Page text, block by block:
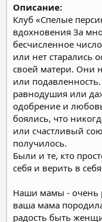
Описание:
Клуб «Спелые
вдохновения За
бесчисленное
или нет старались
своей матери. Они
или
равнодушия или
одобрение и
боялись, что
или счастливый
получилось.
Были и те, кто
себя и верить в
Наши мамы - очень
ваша мама
радость быть